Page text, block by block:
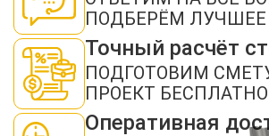
Материалы для
отделки
Пиломатериалы
ПОДБЕРЁМ
Точный расчёт
ПОДГОТОВИМ
ПРОЕКТ БЕСПЛАТНО
Оперативная